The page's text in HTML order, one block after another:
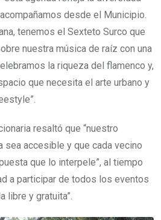
desde el Municipio.
tenemos el Sexteto Surco que
nuestra música de raíz con una
la riqueza del flamenco y,
que necesita el arte urbano y
resaltó que “nuestro
sea accesible y que cada vecino
que lo interpele”, al tiempo
a participar de todos los eventos
libre y gratuita”.